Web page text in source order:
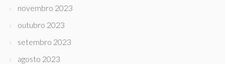
novembro 2023
outubro 2023
setembro 2023
agosto 2023